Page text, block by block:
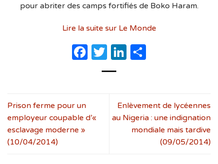
pour abriter des camps fortifiés de Boko Haram.
Lire la suite sur Le Monde
Facebook
TwitterLinkedIn
Prison ferme pour un
employeur coupable d’«
esclavage moderne »
(10/04/2014)
Enlèvement de lycéennes
au Nigeria : une indignation
mondiale mais tardive
(09/05/2014)